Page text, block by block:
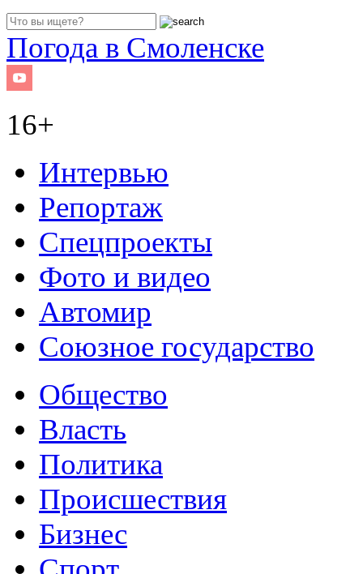
Погода в Смоленске
16+
Интервью
Репортаж
Спецпроекты
Фото и видео
Автомир
Союзное государство
Общество
Власть
Политика
Происшествия
Бизнес